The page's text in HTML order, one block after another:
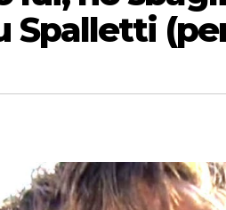
Spalletti